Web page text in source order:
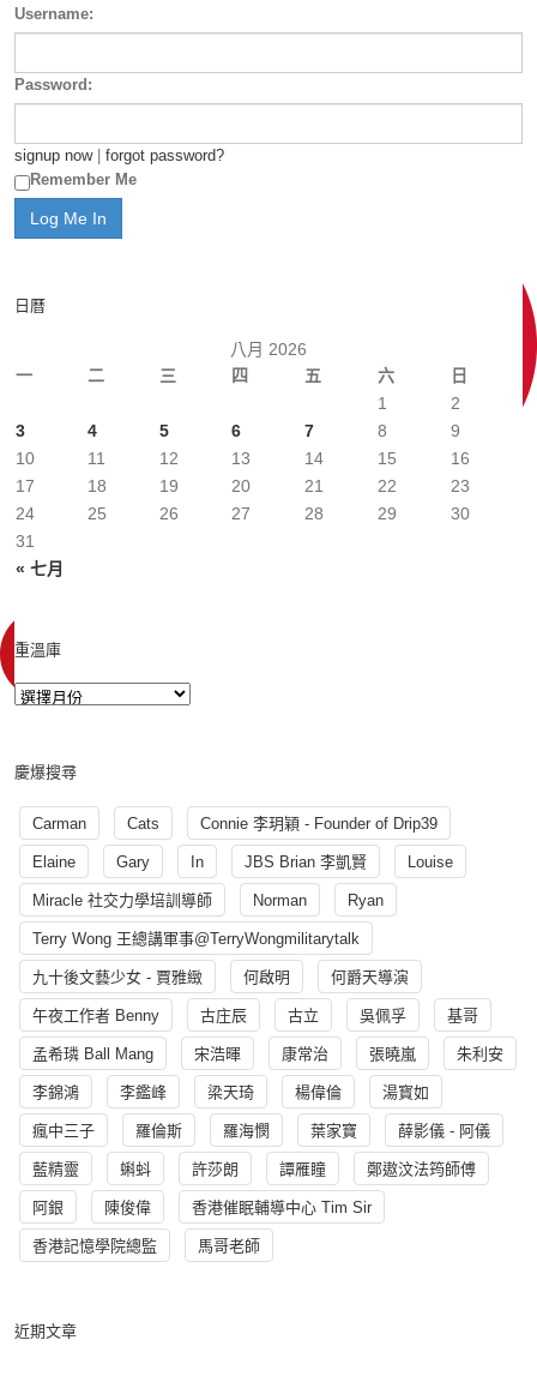
Username:
Password:
signup now| forgot password?
Remember Me
日曆
八月 2026
一
二 三 四 五 六 日
« 七月
1
2
3
4 5 6 7 8
9
10
11 12 13 14 15
16
17
18 19 20 21 22
23
24
25 26 27 28 29
30
31
重溫庫
慶爆搜尋
Carman Cats Connie 李玥穎 - Founder of Drip39
Elaine Gary In JBS Brian 李凱賢 Louise
Miracle 社交力學培訓導師 Norman Ryan
Terry Wong 王總講軍事@TerryWongmilitarytalk
九十後文藝少女 - 賈雅緻 何啟明 何爵天導演
午夜工作者 Benny 古庄辰 古立 吳佩孚 基哥
孟希璘 Ball Mang 宋浩暉 康常治 張曉嵐 朱利安
李錦鴻 李鑑峰 梁天琦 楊偉倫 湯寳如
瘋中三子 羅倫斯 羅海憫 葉家寶 薛影儀 - 阿儀
藍精靈 蝌蚪 許莎朗 譚雁瞳 鄭遨汶法筠師傅
阿銀 陳俊偉 香港催眠輔導中心 Tim Sir
香港記憶學院總監 馬哥老師
近期文章